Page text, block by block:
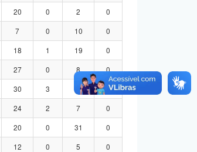
20 0 2
0
7 0 10
0
18 1 19
0
27 0 8
0
30 3 14
0
24 2 7
0
20 0 31
0
12 0 5
0